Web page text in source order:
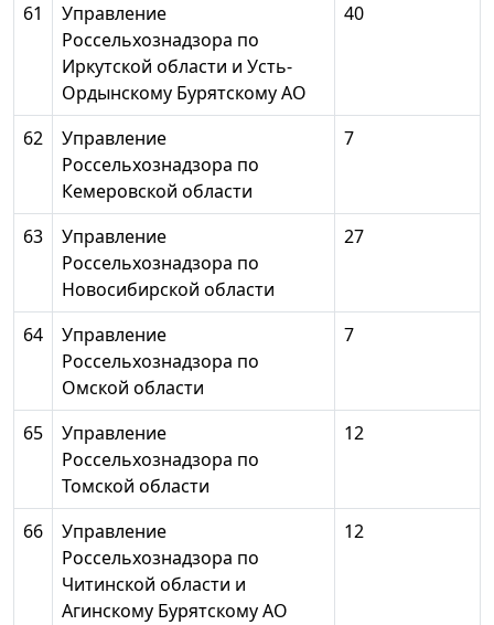
61
Управление
Россельхознадзора по
Иркутской области и Усть-
Ордынскому Бурятскому АО
40
62
Управление
Россельхознадзора по
Кемеровской области
7
63
Управление
Россельхознадзора по
Новосибирской области
27
64
Управление
Россельхознадзора по
Омской области
7
65
Управление
Россельхознадзора по
Томской области
12
66
Управление
Россельхознадзора по
Читинской области и
Агинскому Бурятскому АО
12